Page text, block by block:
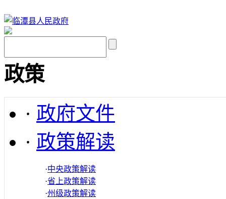
政策
· 政府文件
· 政策解读
·中央政策解读
·省上政策解读
·州级政策解读